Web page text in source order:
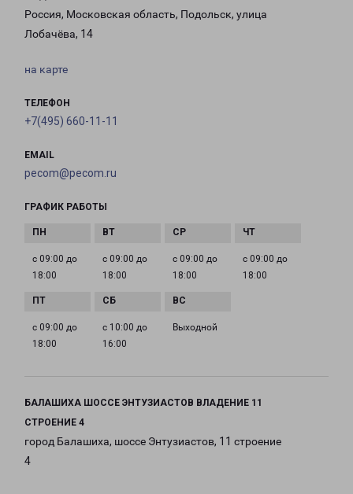
Россия, Московская область, Подольск, улица
Лобачёва, 14
на карте
ТЕЛЕФОН
+7(495) 660-11-11
EMAIL
pecom@pecom.ru
ГРАФИК РАБОТЫ
с 09:00 до
18:00
с 09:00 до
18:00
с 09:00 до
18:00
с 09:00 до
18:00
с 09:00 до
18:00
с 10:00 до
16:00
Выходной
БАЛАШИХА ШОССЕ ЭНТУЗИАСТОВ ВЛАДЕНИЕ 11
СТРОЕНИЕ 4
город Балашиха, шоссе Энтузиастов, 11 строение
4